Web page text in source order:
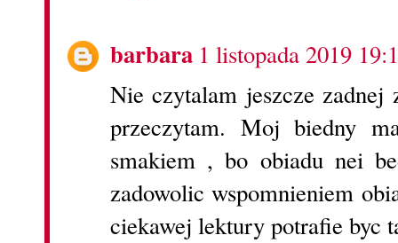
barbara 1 listopada 2019
Nie czytalam jeszcze
przeczytam. Moj biedny
smakiem , bo obiadu nei
zadowolic wspomnieniem
ciekawej lektury potrafie byc